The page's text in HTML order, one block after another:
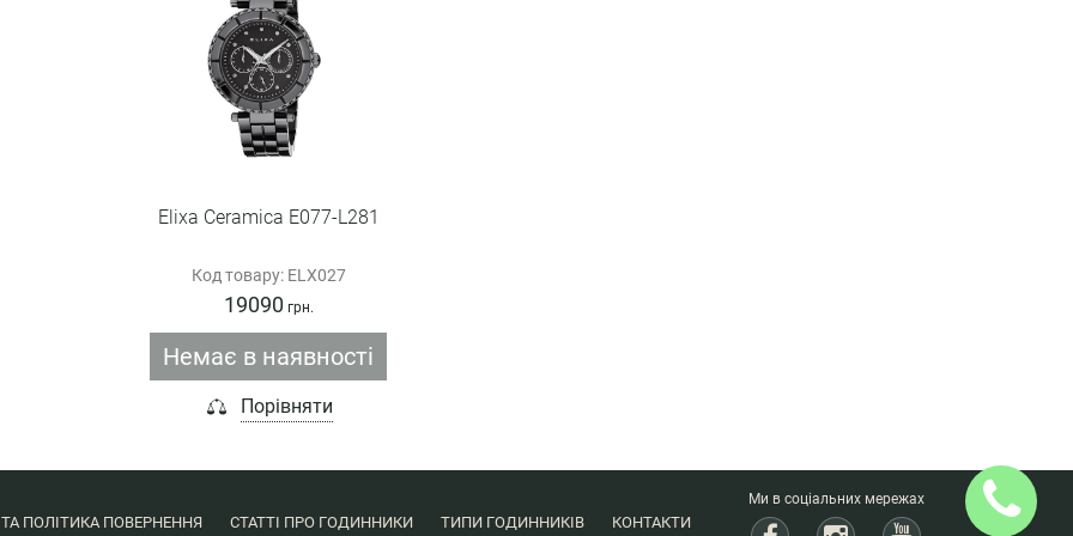
Elixa Ceramica E077-L281
Код товару: ELX027
19090 грн.
Немає в наявності
Порівняти
Ми в соціальних мережах
ТА ПОЛІТИКА ПОВЕРНЕННЯ СТАТТІ ПРО ГОДИННИКИ ТИПИ ГОДИННИКІВ КОНТАКТИ